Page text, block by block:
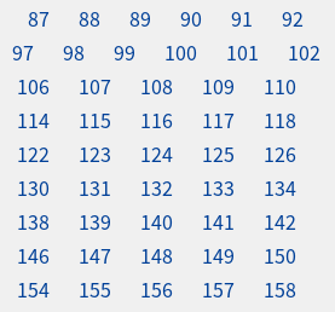
87 88 89 90 91
92
97 98 99 100 101
102
106 107 108 109
110
114 115 116 117
118
122 123 124 125
126
130 131 132 133
134
138 139 140 141
142
146 147 148 149
150
154 155 156 157
158